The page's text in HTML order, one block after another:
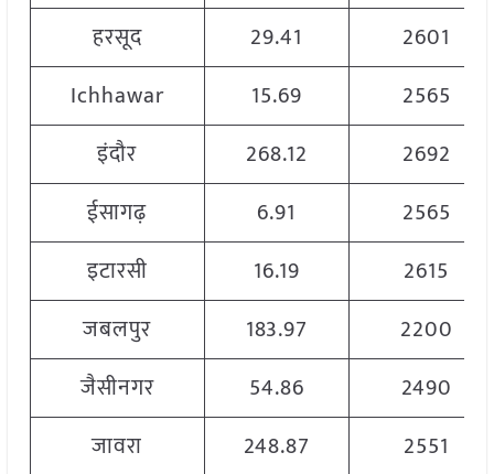
हरसूद
29.41
2601
Ichhawar
15.69
2565
इंदौर
268.12
2692
ईसागढ़
6.91
2565
इटारसी
16.19
2615
जबलपुर
183.97
2200
जैसीनगर
54.86
2490
जावरा
248.87
2551